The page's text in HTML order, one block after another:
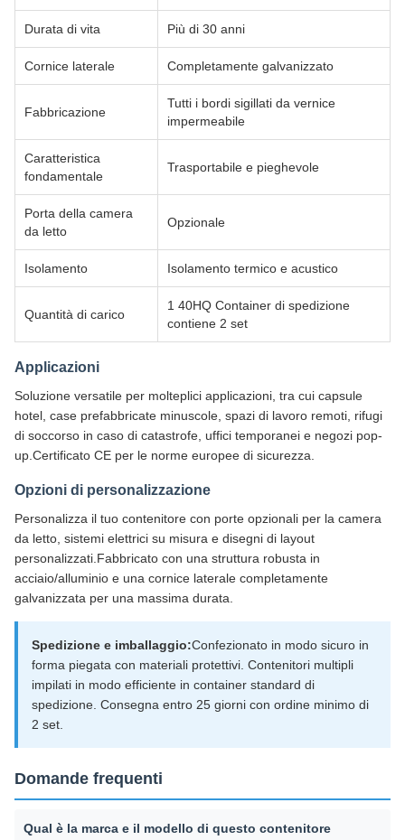
Durata di vita Più di 30 anni
Cornice laterale Completamente galvanizzato
Fabbricazione
Tutti i bordi sigillati da vernice
impermeabile
Caratteristica
fondamentale
Trasportabile e pieghevole
Porta della camera
da letto
Opzionale
Isolamento Isolamento termico e acustico
Quantità di carico
1 40HQ Container di spedizione
contiene 2 set
Applicazioni
Soluzione versatile per molteplici applicazioni, tra cui capsule
hotel, case prefabbricate minuscole, spazi di lavoro remoti, rifugi
di soccorso in caso di catastrofe, uffici temporanei e negozi pop-
up.Certificato CE per le norme europee di sicurezza.
Opzioni di personalizzazione
Personalizza il tuo contenitore con porte opzionali per la camera
da letto, sistemi elettrici su misura e disegni di layout
personalizzati.Fabbricato con una struttura robusta in
acciaio/alluminio e una cornice laterale completamente
galvanizzata per una massima durata.
Spedizione e imballaggio:Confezionato in modo sicuro in
forma piegata con materiali protettivi. Contenitori multipli
impilati in modo efficiente in container standard di
spedizione. Consegna entro 25 giorni con ordine minimo di
2 set.
Domande frequenti
Qual è la marca e il modello di questo contenitore